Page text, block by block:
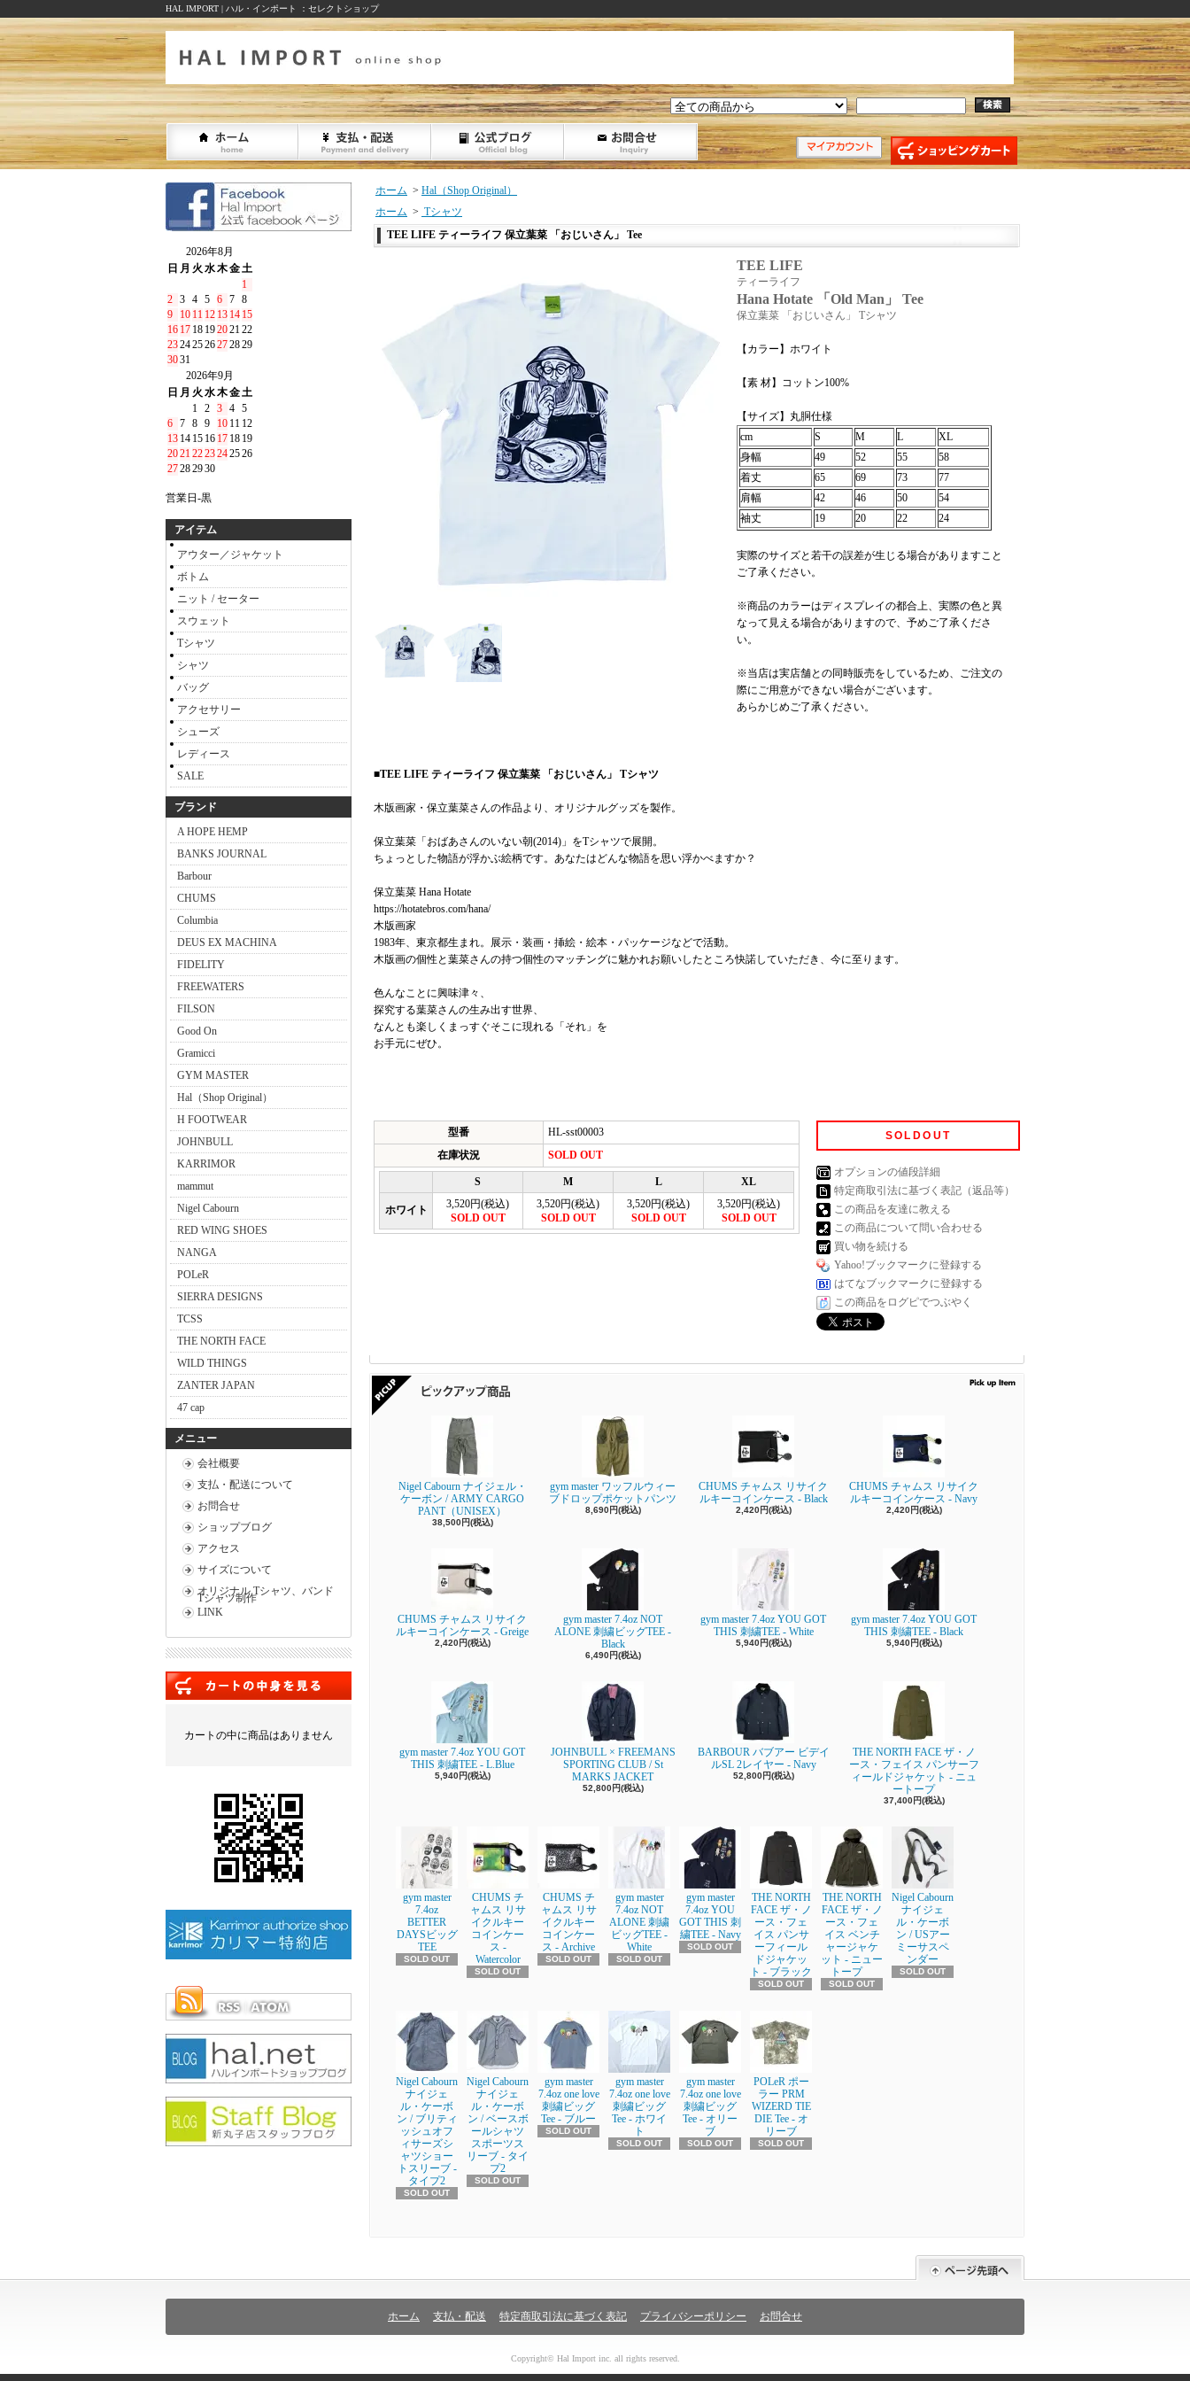
HAL IMPORT | ハル・インポート ：セレクトショップ
2026年8月
日 月 火 水木金土
1
2 3 4 5 6 7 8
9
10 11 12 13 14 15
16 17 18 19202122
23242526272829
3031
2026年9月
日 月 火 水木金土
1 2 3 4 5
6 7 8 9 10 11 12
13 14 15 16 17 18 19
2021 2223242526
27282930
営業日-黒
アイテム
アウター／ジャケット
ボトム
ニット / セーター
スウェット
Tシャツ
シャツ
バッグ
アクセサリー
シューズ
レディース
SALE
ブランド
A HOPE HEMP
BANKS JOURNAL
Barbour
CHUMS
Columbia
DEUS EX MACHINA
FIDELITY
FREEWATERS
FILSON
Good On
Gramicci
GYM MASTER
Hal（Shop Original）
H FOOTWEAR
JOHNBULL
KARRIMOR
mammut
Nigel Cabourn
RED WING SHOES
NANGA
POLeR
SIERRA DESIGNS
TCSS
THE NORTH FACE
WILD THINGS
ZANTER JAPAN
47 cap
メニュー
会社概要
支払・配送について
お問合せ
ショップブログ
アクセス
サイズについて
オリジナル Tシャツ、バンド
Tシャツ制作
LINK
カートの中に商品はありません
ホーム > Hal（Shop Original）
ホーム > Tシャツ
TEE LIFE ティーライフ 保立葉菜 「おじいさん」 Tee
TEE LIFE
ティーライフ
Hana Hotate 「Old Man」 Tee
保立葉菜 「おじいさん」 Tシャツ
【カラー】ホワイト
【素 材】コットン100%
【サイズ】丸胴仕様
cm
S M L
XL
身幅
49 52 55
58
着丈
65 69 73
77
肩幅
42 46 50
54
袖丈
19 20 22 24
実際のサイズと若干の誤差が生じる場合がありますこと
ご了承ください。
※商品のカラーはディスプレイの都合上、実際の色と異
なって見える場合がありますので、予めご了承くださ
い。
※当店は実店舗との同時販売をしているため、ご注文の
際にご用意ができない場合がございます。
あらかじめご了承ください。
■TEE LIFE ティーライフ 保立葉菜 「おじいさん」 Tシャツ
木版画家・保立葉菜さんの作品より、オリジナルグッズを製作。
保立葉菜「おばあさんのいない朝(2014)」をTシャツで展開。
ちょっとした物語が浮かぶ絵柄です。あなたはどんな物語を思い浮かべますか？
保立葉菜 Hana Hotate
https://hotatebros.com/hana/
木版画家
1983年、東京都生まれ。展示・装画・挿絵・絵本・パッケージなどで活動。
木版画の個性と葉菜さんの持つ個性のマッチングに魅かれお願いしたところ快諾していただき、今に至ります。
色んなことに興味津々、
探究する葉菜さんの生み出す世界、
なんとも楽しくまっすぐそこに現れる「それ」を
お手元にぜひ。
型番
HL-sst00003
在庫状況
SOLD OUT
S M L XL
ホワイト
3,520円(税込)
SOLD OUT
3,520円(税込)
SOLD OUT
3,520円(税込)
SOLD OUT
3,520円(税込)
SOLD OUT
SOLDOUT
オプションの値段詳細
特定商取引法に基づく表記（返品等）
この商品を友達に教える
この商品について問い合わせる
買い物を続ける
Yahoo!ブックマークに登録する
はてなブックマークに登録する
この商品をログピでつぶやく
Nigel Cabourn ナイジェル・
ケーボン / ARMY CARGO
PANT（UNISEX）
38,500円(税込)
gym master ワッフルウィー
ブドロップポケットパンツ
8,690円(税込)
CHUMS チャムス リサイク
ルキーコインケース - Black
2,420円(税込)
CHUMS チャムス リサイク
ルキーコインケース - Navy
2,420円(税込)
CHUMS チャムス リサイク
ルキーコインケース - Greige
2,420円(税込)
gym master 7.4oz NOT
ALONE 刺繍ビッグTEE -
Black
6,490円(税込)
gym master 7.4oz YOU GOT
THIS 刺繍TEE - White
5,940円(税込)
gym master 7.4oz YOU GOT
THIS 刺繍TEE - Black
5,940円(税込)
gym master 7.4oz YOU GOT
THIS 刺繍TEE - L.Blue
5,940円(税込)
JOHNBULL × FREEMANS
SPORTING CLUB / St
MARKS JACKET
52,800円(税込)
BARBOUR バブアー ビデイ
ルSL 2レイヤー - Navy
52,800円(税込)
THE NORTH FACE ザ・ノ
ース・フェイス パンサーフ
ィールドジャケット - ニュ
ートープ
37,400円(税込)
gym master
7.4oz
BETTER
DAYSビッグ
TEE
SOLD OUT
CHUMS チ
ャムス リサ
イクルキー
コインケー
ス -
Watercolor
SOLD OUT
CHUMS チ
ャムス リサ
イクルキー
コインケー
ス - Archive
SOLD OUT
gym master
7.4oz NOT
ALONE 刺繍
ビッグTEE -
White
SOLD OUT
gym master
7.4oz YOU
GOT THIS 刺
繍TEE - Navy
SOLD OUT
THE NORTH
FACE ザ・ノ
ース・フェ
イス パンサ
ーフィール
ドジャケッ
ト - ブラック
SOLD OUT
THE NORTH
FACE ザ・ノ
ース・フェ
イス ベンチ
ャージャケ
ット - ニュー
トープ
SOLD OUT
Nigel Cabourn
ナイジェ
ル・ケーボ
ン / USアー
ミーサスペ
ンダー
SOLD OUT
Nigel Cabourn
ナイジェ
ル・ケーボ
ン / ブリティ
ッシュオフ
ィサーズシ
ャツショー
トスリーブ -
タイプ2
SOLD OUT
Nigel Cabourn
ナイジェ
ル・ケーボ
ン / ベースボ
ールシャツ
スポーツス
リーブ - タイ
プ2
SOLD OUT
gym master
7.4oz one love
刺繍ビッグ
Tee - ブルー
SOLD OUT
gym master
7.4oz one love
刺繍ビッグ
Tee - ホワイ
ト
SOLD OUT
gym master
7.4oz one love
刺繍ビッグ
Tee - オリー
ブ
SOLD OUT
POLeR ポー
ラー PRM
WIZERD TIE
DIE Tee - オ
リーブ
SOLD OUT
ホーム 支払・配送 特定商取引法に基づく表記 プライバシーポリシー お問合せ
Copyright© Hal Import inc. all rights reserved.